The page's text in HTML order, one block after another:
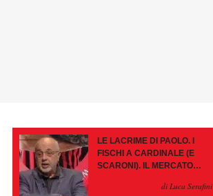
LE LACRIME DI PAOLO. I
FISCHI A CARDINALE (E
SCARONI). IL MERCATO
PAZIENZA, SE RESTA È
di Luca Serafini